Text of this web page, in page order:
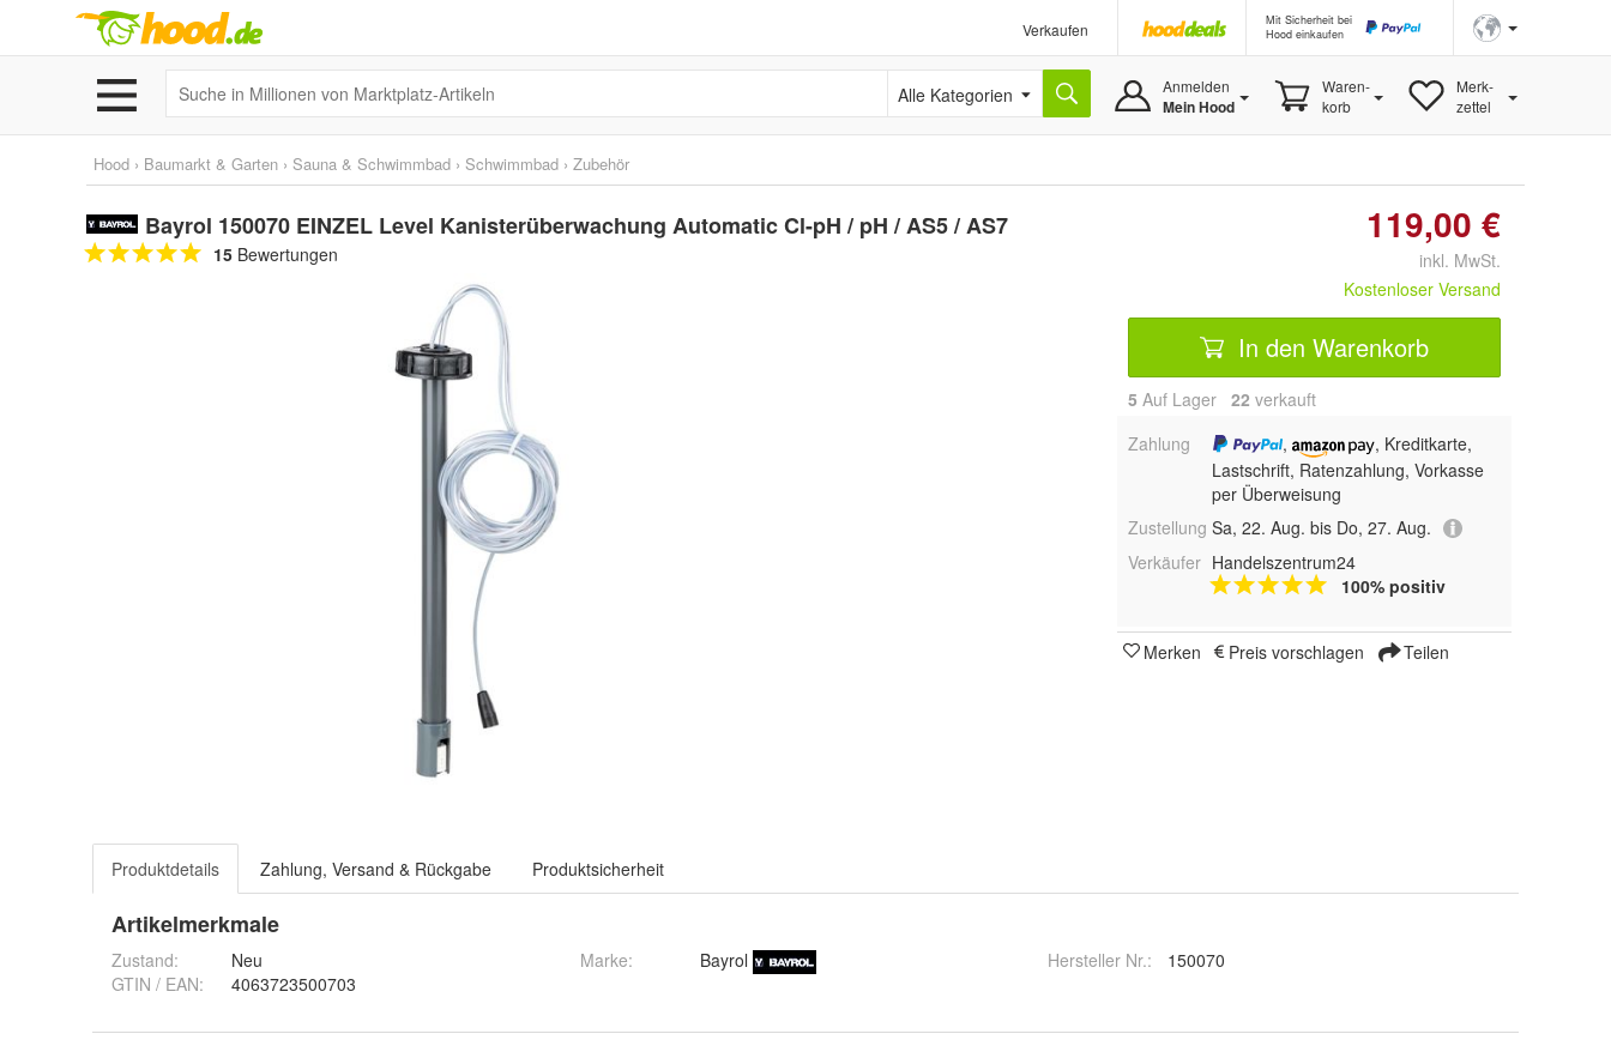
Verkaufen
Mit Sicherheit bei
Hood einkaufen
Alle Kategorien Anmelden
Mein Hood
Waren-
korb
Merk-
zettel
Hood › Baumarkt & Garten › Sauna & Schwimmbad › Schwimmbad › Zubehör
Bayrol 150070 EINZEL Level Kanisterüberwachung Automatic Cl-pH / pH / AS5 / AS7
15 Bewertungen
119,00 €
inkl. MwSt.
Kostenloser Versand
In den Warenkorb
5 Auf Lager 22 verkauft
Zahlung
,
, Kreditkarte,
Lastschrift, Ratenzahlung, Vorkasse
per Überweisung
Zustellung Sa, 22. Aug. bis Do, 27. Aug.
Verkäufer Handelszentrum24
100% positiv
Merken Preis vorschlagen Teilen
Produktdetails Zahlung, Versand & Rückgabe Produktsicherheit
Artikelmerkmale
Zustand:
Neu
GTIN / EAN:
4063723500703
Marke: Bayrol Hersteller Nr.: 150070